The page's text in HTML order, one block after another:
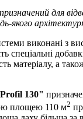
для
якого
виконані з
спеціальні
матеріалу, а
130"
площею 110 м2